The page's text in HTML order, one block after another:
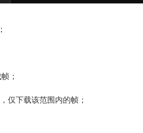
；
仅下载该范围内的帧；